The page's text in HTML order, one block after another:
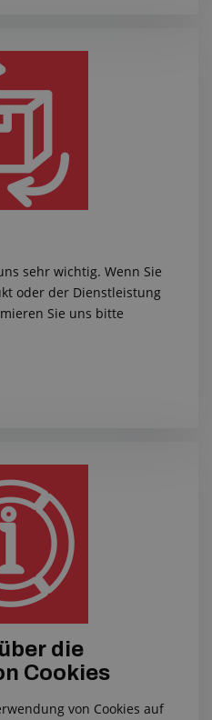
sehr wichtig. Wenn Sie
oder der Dienstleistung
Sie uns bitte
die
Cookies
von Cookies auf